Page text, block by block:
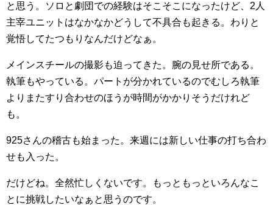
と思う。ソロと劇団での経験はそこそこになったけど、2人
主宰ユニットはなかなかどうして不具合も起きる。わりと
覚悟してたつもりなんだけどなぁ。
メインスチールの撮影も迫ってきた。腕の見せ所である。
執筆もやっている。パートが分かれているのでむしろ執筆
よりまたすり合わせのほうが時間がかかりそうだけれど
も。
925さんの稽古も始まった。来週には新しい仕事の打ち合わ
せも入った。
だけどね。全然忙しくないです。もっともっといろんなこ
とに挑戦したいなぁと思うのです。